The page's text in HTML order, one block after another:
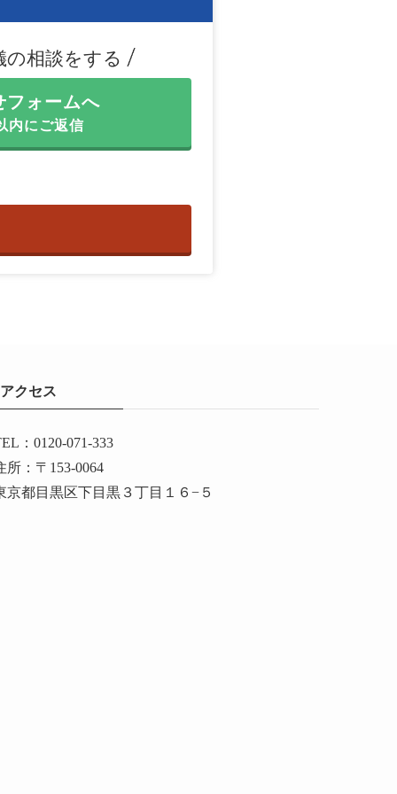
相談をする
フォームへ
内にご返信
アクセス
：0120-071-333
所：〒153-0064
京都目黒区下目黒３丁目１６−５